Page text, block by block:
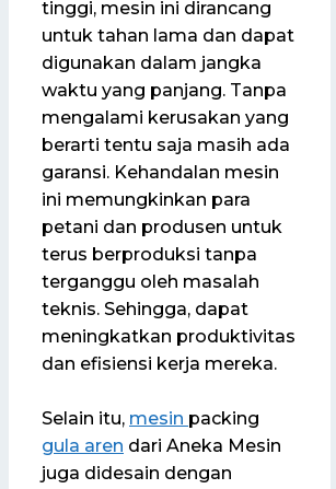
tinggi, mesin ini dirancang
untuk tahan lama dan dapat
digunakan dalam jangka
waktu yang panjang. Tanpa
mengalami kerusakan yang
berarti tentu saja masih ada
garansi. Kehandalan mesin
ini memungkinkan para
petani dan produsen untuk
terus berproduksi tanpa
terganggu oleh masalah
teknis. Sehingga, dapat
meningkatkan produktivitas
dan efisiensi kerja mereka.
Selain itu, mesin packing
gula aren dari Aneka Mesin
juga didesain dengan